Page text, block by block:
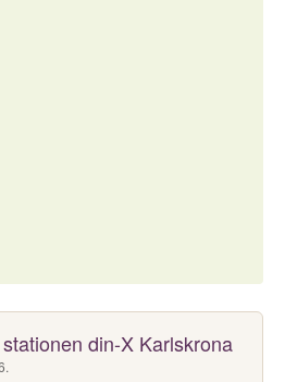
din-X Karlskrona